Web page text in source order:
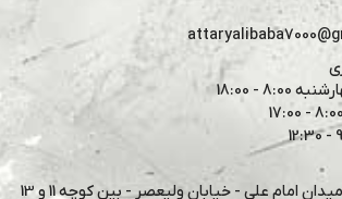
- 18:00
امام علی - خیابان ولیعصر - بین کوچه 11 و 13